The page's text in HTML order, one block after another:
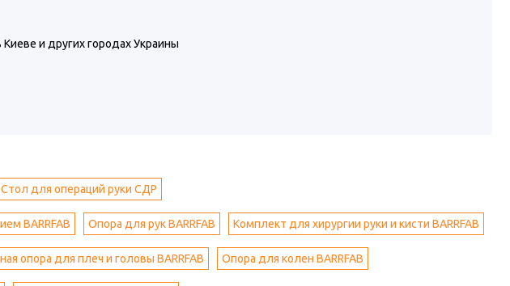
Киеве и других городах Украины
Стол для операций руки СДР
BARRFAB Опора для рук BARRFAB Комплект для хирургии руки и кисти BARRFAB
опора для плеч и головы BARRFAB Опора для колен BARRFAB